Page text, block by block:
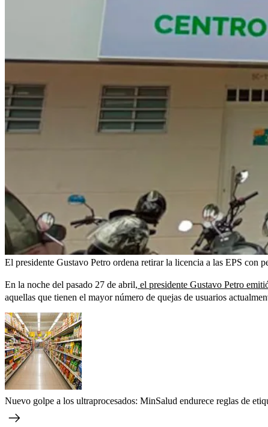
El presidente Gustavo Petro ordena retirar la licencia a las EPS con
En la noche del pasado 27 de abril, el presidente Gustavo Petro
aquellas que tienen el mayor número de quejas de usuarios
Nuevo golpe a los ultraprocesados: MinSalud endurece reglas de